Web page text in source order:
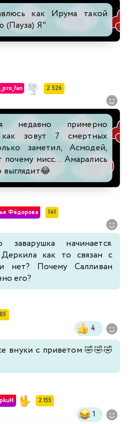
как Ирума такой
(Пауза) Я"
2 526
недавно примерно
как зовут 7 смертных
заметил, Асмодей,
почему мисс... Амарались
выглядит😂
Фёдорова 141
начинается.
как то связан с
нет? Почему Салливан
его?
4
внуки с приветом 🤣🤣🤣
2 155
1